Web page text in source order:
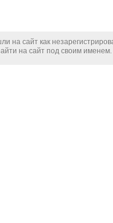
на сайт как
на сайт под своим именем.